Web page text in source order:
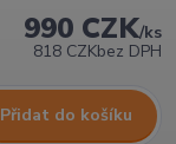
990 CZK/ks
818 CZKbez DPH
Přidat do košíku